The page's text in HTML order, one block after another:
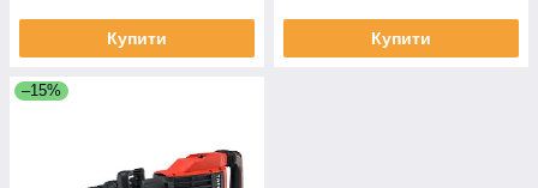
Купити Купити
–15%